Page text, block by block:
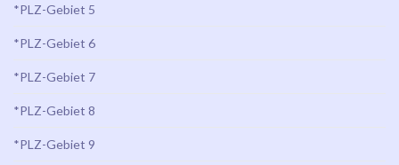
*PLZ-Gebiet 5
*PLZ-Gebiet 6
*PLZ-Gebiet 7
*PLZ-Gebiet 8
*PLZ-Gebiet 9